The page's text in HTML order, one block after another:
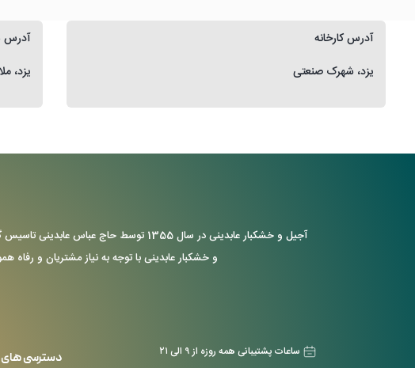
آدرس
یزد،
آدرس کارخانه
یزد، شهرک صنعتی
آجیل و خشکبار عابدینی در سال 1355
و خشکبار عابدینی با توجه به نیاز مشتریان و رفاه
ساعات پشتیبانی همه روزه از ۹ الی ۲۱ دسترسی